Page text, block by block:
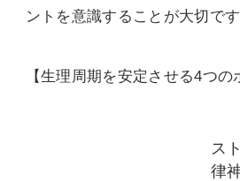
ントを意識することが大切です
【生理周期を安定させる4つの
ス
律